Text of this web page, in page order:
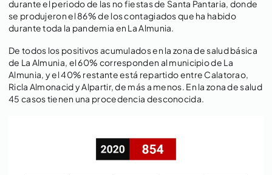
durante el periodo de las no fiestas de Santa Pantaria, donde
se produjeron el 86% de los contagiados que ha habido
durante toda la pandemia en La Almunia.
De todos los positivos acumulados en la zona de salud básica
de La Almunia, el 60% corresponden al municipio de La
Almunia, y el 40% restante está repartido entre Calatorao,
Ricla Almonacid y Alpartir, de más a menos. En la zona de salud
45 casos tienen una procedencia desconocida.